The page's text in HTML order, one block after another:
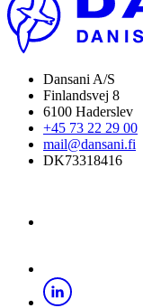
Dansani A/S
Finlandsvej 8
6100 Haderslev
+45 73 22 29 00
mail@dansani.fi
DK73318416